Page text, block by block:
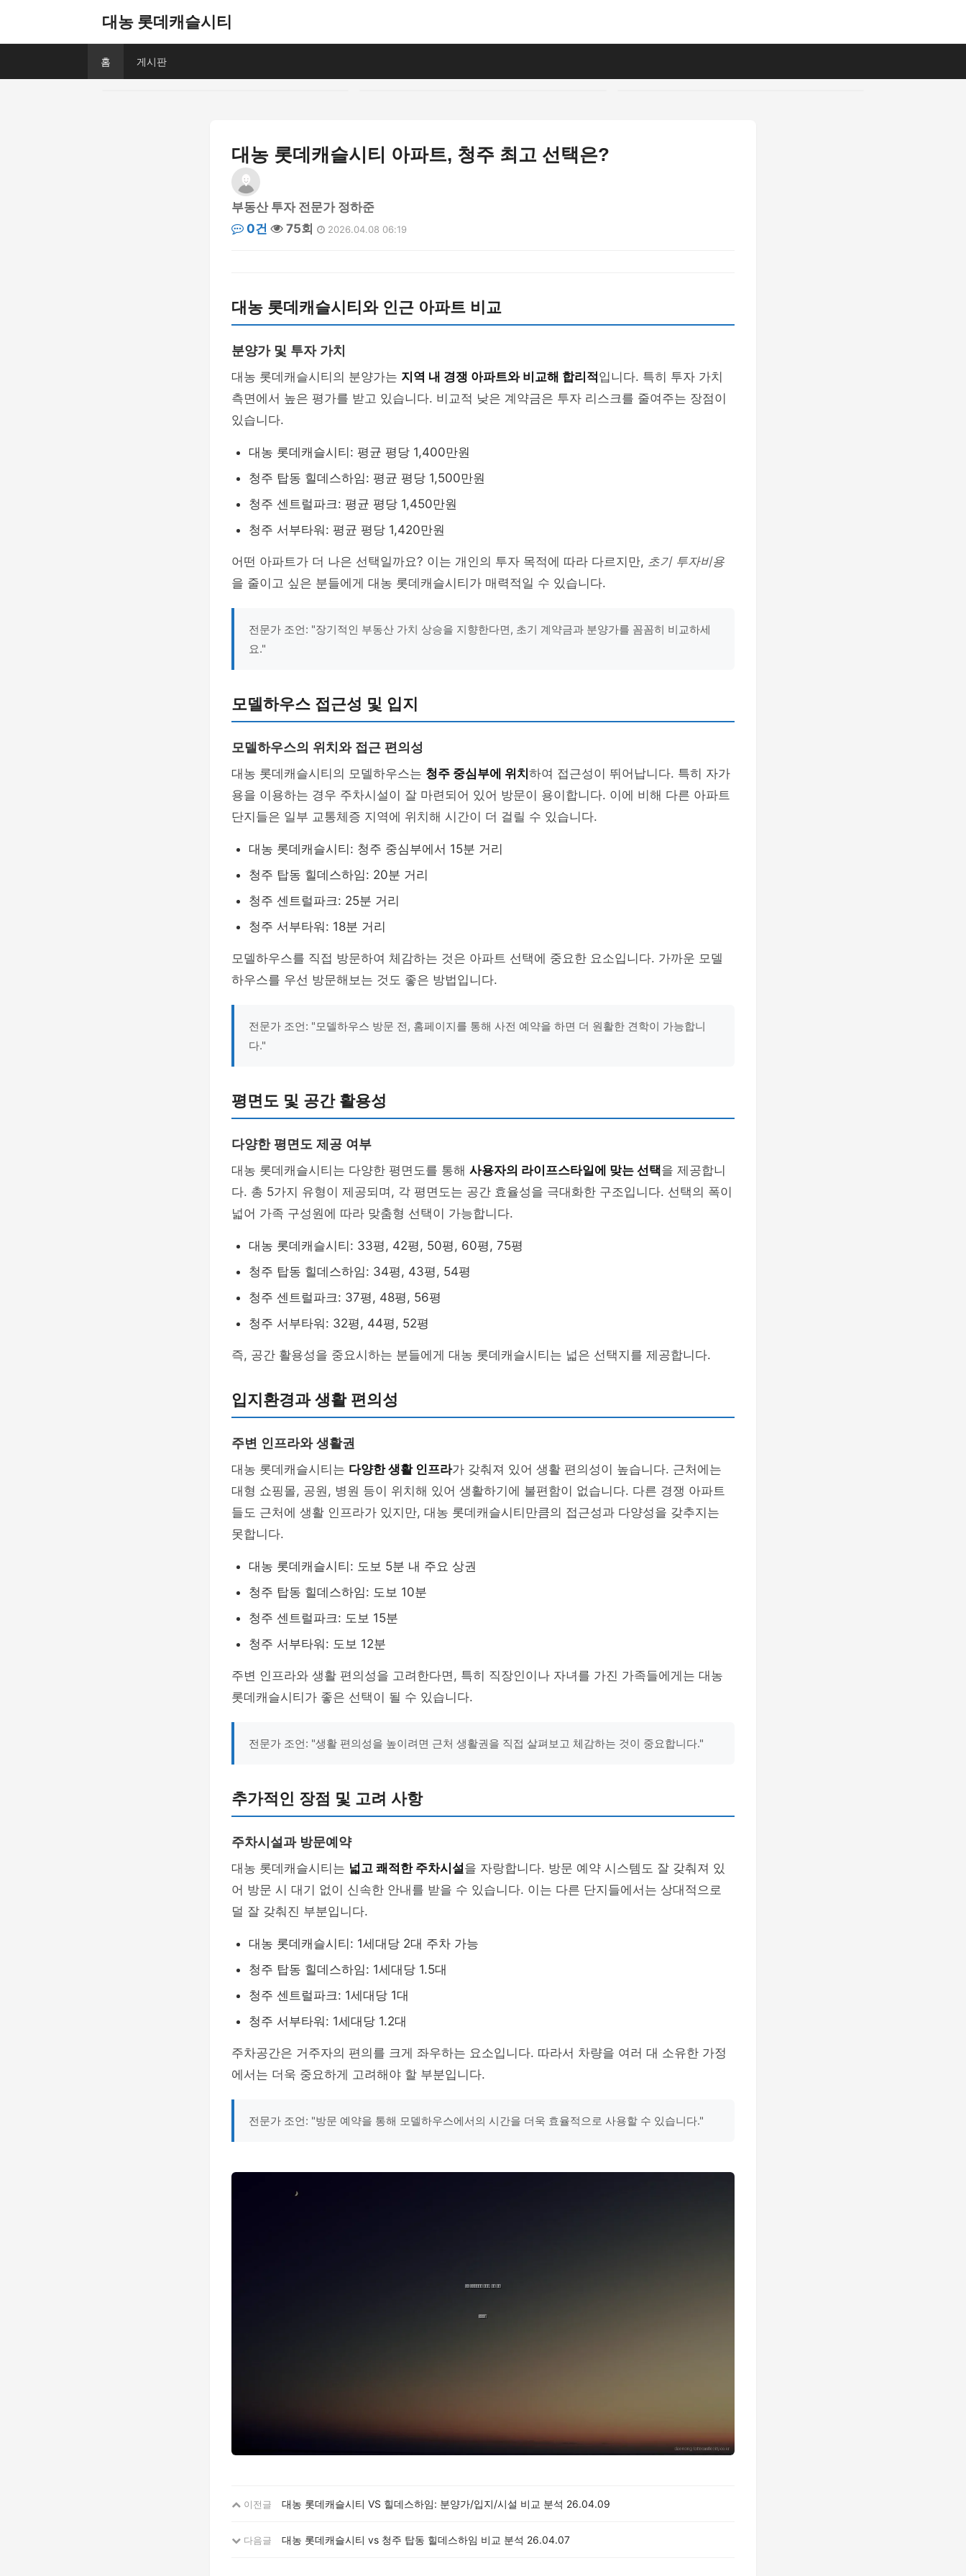
대농 롯데캐슬시티
홈 게시판
대농 롯데캐슬시티 아파트, 청주 최고 선택은?
부동산 투자 전문가 정하준
0건
75회 2026.04.08 06:19
대농 롯데캐슬시티와 인근 아파트 비교
분양가 및 투자 가치
대농 롯데캐슬시티의 분양가는 지역 내 경쟁 아파트와 비교해 합리적입니다. 특히 투자 가치
측면에서 높은 평가를 받고 있습니다. 비교적 낮은 계약금은 투자 리스크를 줄여주는 장점이
있습니다.
대농 롯데캐슬시티: 평균 평당 1,400만원
청주 탑동 힐데스하임: 평균 평당 1,500만원
청주 센트럴파크: 평균 평당 1,450만원
청주 서부타워: 평균 평당 1,420만원
어떤 아파트가 더 나은 선택일까요? 이는 개인의 투자 목적에 따라 다르지만, 초기 투자비용
을 줄이고 싶은 분들에게 대농 롯데캐슬시티가 매력적일 수 있습니다.
전문가 조언: "장기적인 부동산 가치 상승을 지향한다면, 초기 계약금과 분양가를 꼼꼼히 비교하세
요."
모델하우스 접근성 및 입지
모델하우스의 위치와 접근 편의성
대농 롯데캐슬시티의 모델하우스는 청주 중심부에 위치 하여 접근성이 뛰어납니다. 특히 자가
용을 이용하는 경우 주차시설이 잘 마련되어 있어 방문이 용이합니다. 이에 비해 다른 아파트
단지들은 일부 교통체증 지역에 위치해 시간이 더 걸릴 수 있습니다.
대농 롯데캐슬시티: 청주 중심부에서 15분 거리
청주 탑동 힐데스하임: 20분 거리
청주 센트럴파크: 25분 거리
청주 서부타워: 18분 거리
모델하우스를 직접 방문하여 체감하는 것은 아파트 선택에 중요한 요소입니다. 가까운 모델
하우스를 우선 방문해보는 것도 좋은 방법입니다.
전문가 조언: "모델하우스 방문 전, 홈페이지를 통해 사전 예약을 하면 더 원활한 견학이 가능합니
다."
평면도 및 공간 활용성
다양한 평면도 제공 여부
대농 롯데캐슬시티는 다양한 평면도를 통해 사용자의 라이프스타일에 맞는 선택을 제공합니
다. 총 5가지 유형이 제공되며, 각 평면도는 공간 효율성을 극대화한 구조입니다. 선택의 폭이
넓어 가족 구성원에 따라 맞춤형 선택이 가능합니다.
대농 롯데캐슬시티: 33평, 42평, 50평, 60평, 75평
청주 탑동 힐데스하임: 34평, 43평, 54평
청주 센트럴파크: 37평, 48평, 56평
청주 서부타워: 32평, 44평, 52평
즉, 공간 활용성을 중요시하는 분들에게 대농 롯데캐슬시티는 넓은 선택지를 제공합니다.
입지환경과 생활 편의성
주변 인프라와 생활권
대농 롯데캐슬시티는 다양한 생활 인프라가 갖춰져 있어 생활 편의성이 높습니다. 근처에는
대형 쇼핑몰, 공원, 병원 등이 위치해 있어 생활하기에 불편함이 없습니다. 다른 경쟁 아파트
들도 근처에 생활 인프라가 있지만, 대농 롯데캐슬시티만큼의 접근성과 다양성을 갖추지는
못합니다.
대농 롯데캐슬시티: 도보 5분 내 주요 상권
청주 탑동 힐데스하임: 도보 10분
청주 센트럴파크: 도보 15분
청주 서부타워: 도보 12분
주변 인프라와 생활 편의성을 고려한다면, 특히 직장인이나 자녀를 가진 가족들에게는 대농
롯데캐슬시티가 좋은 선택이 될 수 있습니다.
전문가 조언: "생활 편의성을 높이려면 근처 생활권을 직접 살펴보고 체감하는 것이 중요합니다."
추가적인 장점 및 고려 사항
주차시설과 방문예약
대농 롯데캐슬시티는 넓고 쾌적한 주차시설을 자랑합니다. 방문 예약 시스템도 잘 갖춰져 있
어 방문 시 대기 없이 신속한 안내를 받을 수 있습니다. 이는 다른 단지들에서는 상대적으로
덜 잘 갖춰진 부분입니다.
대농 롯데캐슬시티: 1세대당 2대 주차 가능
청주 탑동 힐데스하임: 1세대당 1.5대
청주 센트럴파크: 1세대당 1대
청주 서부타워: 1세대당 1.2대
주차공간은 거주자의 편의를 크게 좌우하는 요소입니다. 따라서 차량을 여러 대 소유한 가정
에서는 더욱 중요하게 고려해야 할 부분입니다.
전문가 조언: "방문 예약을 통해 모델하우스에서의 시간을 더욱 효율적으로 사용할 수 있습니다."
이전글 대농 롯데캐슬시티 VS 힐데스하임: 분양가/입지/시설 비교 분석 26.04.09
다음글 대농 롯데캐슬시티 vs 청주 탑동 힐데스하임 비교 분석 26.04.07